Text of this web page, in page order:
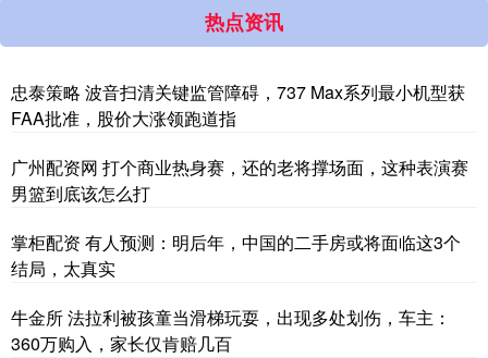
热点资讯
忠泰策略 波音扫清关键监管障碍，737 Max系列最小机型获
FAA批准，股价大涨领跑道指
广州配资网 打个商业热身赛，还的老将撑场面，这种表演赛
男篮到底该怎么打
掌柜配资 有人预测：明后年，中国的二手房或将面临这3个
结局，太真实
牛金所 法拉利被孩童当滑梯玩耍，出现多处划伤，车主：
360万购入，家长仅肯赔几百